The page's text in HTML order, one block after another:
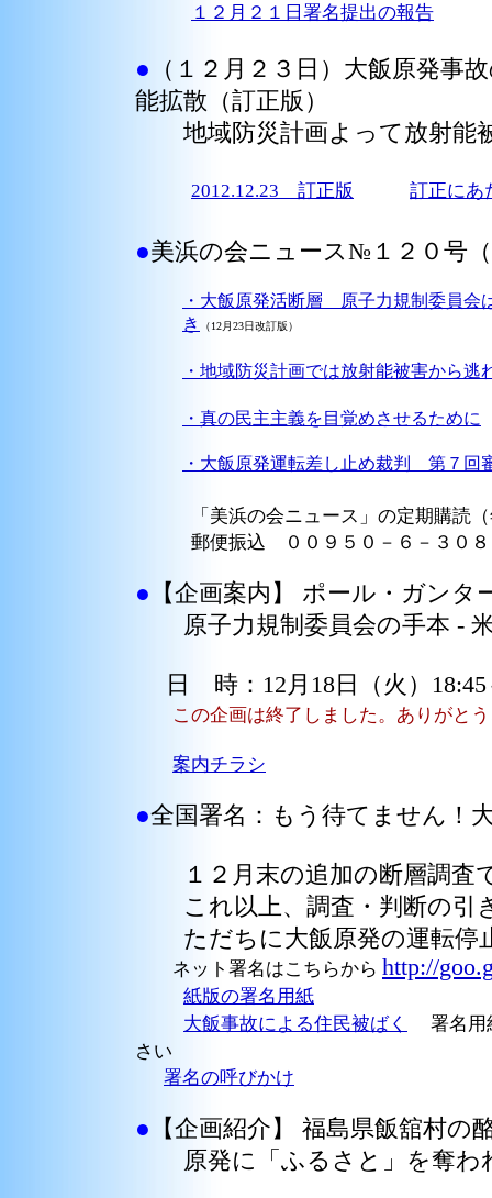
１２月２１日署名提出の報告
● （１２月２３日）大飯原発事
能拡散（訂正版）
地域防災計画よって放射能
2012.12.23 訂正版 訂正にあ
●美浜の会ニュース№１２０号（
・大飯原発活断層 原子力規制委員会
き
（12月23日改訂版）
・地域防災計画では放射能被害から逃
・真の民主主義を目覚めさせるために
・大飯原発運転差し止め裁判 第７回
「美浜の会ニュース」の定期購読（
郵便振込 ００９５０－６－３０８
● 【企画案内】 ポール・ガンタ
原子力規制委員会の手本 - 米
日 時：12月18日（火）18:45
この企画は終了しました。ありがとう
案内チラシ
●全国署名：もう待てません！
１２月末の追加の断層調査
これ以上、調査・判断の引
ただちに大飯原発の運転停
ネット署名はこちらから http://
紙版の署名用紙
大飯事故による住民被ばく
署名用
さい
署名の呼びかけ
● 【企画紹介】 福島県飯舘村の
原発に「ふるさと」を奪わ